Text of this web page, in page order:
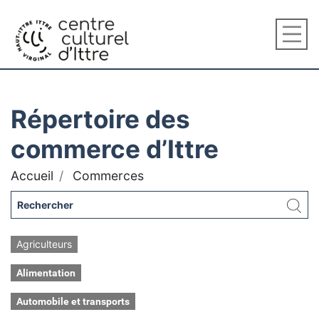
Répertoire des
commerce d’Ittre
Accueil Commerces
Agriculteurs
Alimentation
Automobile et transports